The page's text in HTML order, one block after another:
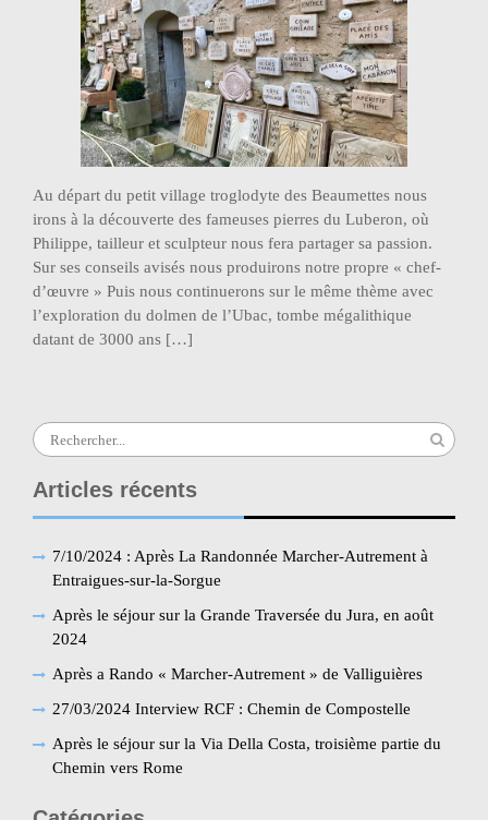
Au départ du petit village troglodyte des Beaumettes nous
irons à la découverte des fameuses pierres du Luberon, où
Philippe, tailleur et sculpteur nous fera partager sa passion.
Sur ses conseils avisés nous produirons notre propre « chef-
d’œuvre » Puis nous continuerons sur le même thème avec
l’exploration du dolmen de l’Ubac, tombe mégalithique
datant de 3000 ans […]
Search
for:
Articles récents
7/10/2024 : Après La Randonnée Marcher-Autrement à
Entraigues-sur-la-Sorgue
Après le séjour sur la Grande Traversée du Jura, en août
2024
Après a Rando « Marcher-Autrement » de Valliguières
27/03/2024 Interview RCF : Chemin de Compostelle
Après le séjour sur la Via Della Costa, troisième partie du
Chemin vers Rome